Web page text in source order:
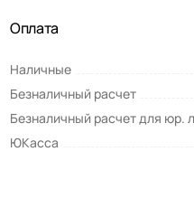
Оплата
Наличные
Безналичный расчет
Безналичный расчет для юр.
ЮКасса